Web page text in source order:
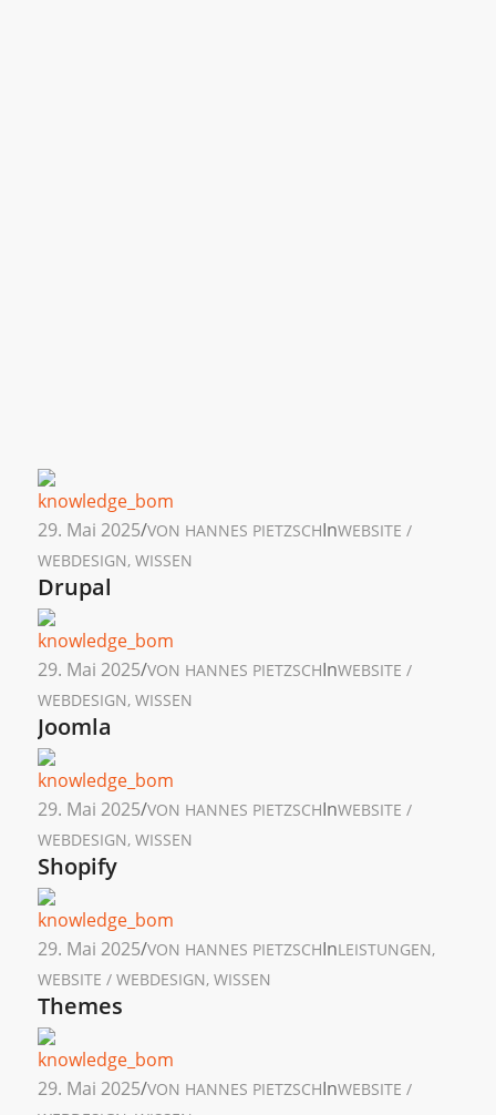
29. Mai 2025/VON HANNES PIETZSCHInWEBSITE /
WEBDESIGN, WISSEN
Drupal
29. Mai 2025/VON HANNES PIETZSCHInWEBSITE /
WEBDESIGN, WISSEN
Joomla
29. Mai 2025/VON HANNES PIETZSCHInWEBSITE /
WEBDESIGN, WISSEN
Shopify
29. Mai 2025/VON HANNES PIETZSCHInLEISTUNGEN,
WEBSITE / WEBDESIGN, WISSEN
Themes
29. Mai 2025/VON HANNES PIETZSCHInWEBSITE /